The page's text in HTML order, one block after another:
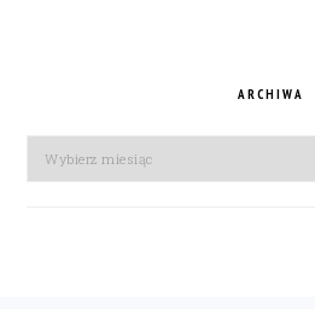
ARCHIWA
Archiwa